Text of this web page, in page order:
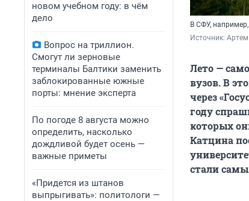
новом учебном году: в чём
дело
Вопрос на триллион.
Смогут ли зерновые
терминалы Балтики заменить
заблокированные южные
порты: мнение эксперта
По погоде 8 августа можно
определить, насколько
дождливой будет осень —
важные приметы
«Придется из штанов
выпрыгивать»: политологи —
В СФУ,
Источник: Артем
Лето —
вузов. В
через
году
которых
Катцина
стали